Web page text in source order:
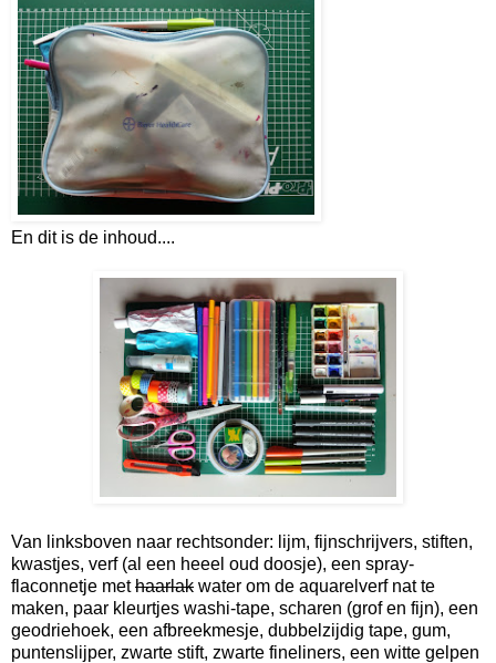
En dit is de inhoud....
Van linksboven naar rechtsonder: lijm, fijnschrijvers, stiften,
kwastjes, verf (al een heeel oud doosje), een spray-
flaconnetje methaarlak water om de aquarelverf nat te
maken, paar kleurtjes washi-tape, scharen (grof en fijn), een
geodriehoek, een afbreekmesje, dubbelzijdig tape, gum,
puntenslijper, zwarte stift, zwarte fineliners, een witte gelpen